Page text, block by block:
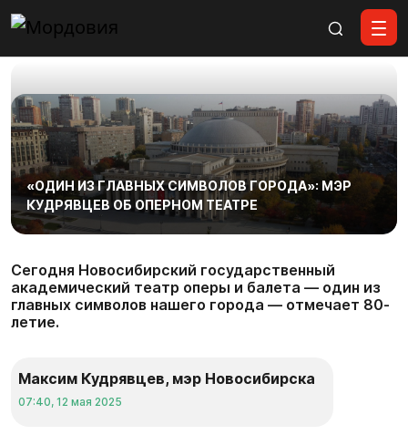
«ОДИН ИЗ ГЛАВНЫХ СИМВОЛОВ ГОРОДА»: МЭР
КУДРЯВЦЕВ ОБ ОПЕРНОМ ТЕАТРЕ
Сегодня Новосибирский государственный
академический театр оперы и балета — один из
главных символов нашего города — отмечает 80-
летие.
Максим Кудрявцев, мэр Новосибирска
07:40, 12 мая 2025